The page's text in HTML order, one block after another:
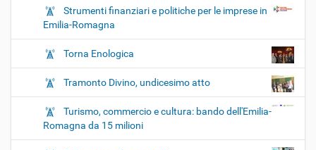
Strumenti finanziari e politiche per le imprese in
Emilia-Romagna
Torna Enologica
Tramonto Divino, undicesimo atto
Turismo, commercio e cultura: bando dell'Emilia-
Romagna da 15 milioni